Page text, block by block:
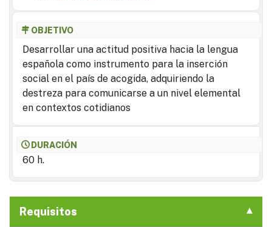
OBJETIVO
Desarrollar una actitud positiva hacia la lengua
española como instrumento para la inserción
social en el país de acogida, adquiriendo la
destreza para comunicarse a un nivel elemental
en contextos cotidianos
DURACIÓN
60 h.
Requisitos